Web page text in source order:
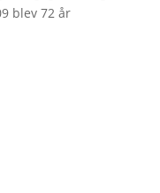
blev 72 år